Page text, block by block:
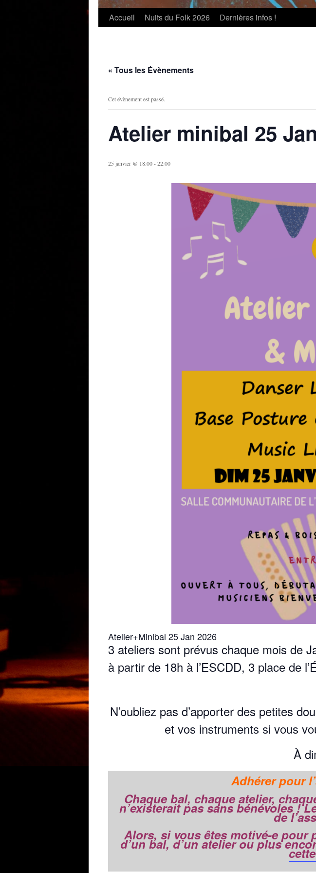
Accueil Nuits du Folk 2026 Dernières infos !
« Tous les Évènements
Cet évènement est passé.
Atelier minibal 25
25 janvier @ 18:00-22:00
Atelier+Minibal 25 Jan 2026
3 ateliers sont prévus chaque mois de
à partir de 18h à l’ESCDD, 3 place de
N’oubliez pas d’apporter des petites
et vos instruments si vous
À
Adhérer pour
Chaque bal, chaque atelier,
n’existerait pas sansbénévoles !
de
Alors, si vous êtes motivé-e pour
d’un bal, d’un atelier ou plus